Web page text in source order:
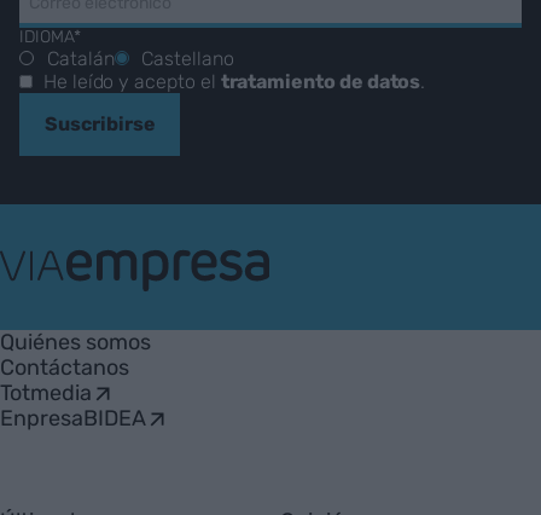
IDIOMA*
Catalán
Castellano
He leído y acepto el tratamiento de datos.
Suscribirse
Empresa
Quiénes somos
Contáctanos
Totmedia
EnpresaBIDEA